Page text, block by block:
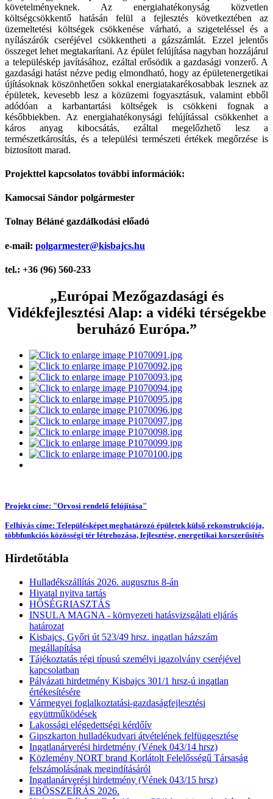
követelményeknek. Az energiahatékonyság közvetlen
költségcsökkentő hatásán felül a fejlesztés következtében az
üzemeltetési költségek csökkenése várható, a szigeteléssel és a
nyílászárók cseréjével csökkentheti a gázszámlát. Ezzel jelentős
összeget lehet megtakarítani. Az épület felújítása nagyban hozzájárul
a településkép javításához, ezáltal erősödik a gazdasági vonzerő. A
gazdasági hatást nézve pedig elmondható, hogy az épületenergetikai
újításoknak köszönhetően sokkal energiatakarékosabbak lesznek az
épületek, kevesebb lesz a közüzemi fogyasztásuk, valamint ebből
adódóan a karbantartási költségek is csökkeni fognak a
későbbiekben. Az energiahatékonysági felújítással csökkenhet a
káros anyag kibocsátás, ezáltal megelőzhető lesz a
természetkárosítás, és a települési természeti értékek megőrzése is
biztosított marad.
Projekttel kapcsolatos további információk:
Kamocsai Sándor polgármester
Tolnay Béláné gazdálkodási előadó
e-mail: polgarmester@kisbajcs.hu
tel.: +36 (96) 560-233
„Európai Mezőgazdasági és
Vidékfejlesztési Alap: a vidéki térségekbe
beruházó Európa.”
Projekt címe: "Orvosi rendelő felújítása"
Felhívás címe: Településképet meghatározó épületek külső rekonstrukciója,
többfunkciós közösségi tér létrehozása, fejlesztése, energetikai korszerűsítés
Hirdetőtábla
Hulladékszállítás 2026. augusztus 8-án
Hivatal nyitva tartás
HŐSÉGRIASZTÁS
INSULA MAGNA - környezeti hatásvizsgálati eljárás
határozat
Kisbajcs, Győri út 523/49 hrsz. ingatlan házszám
megállapítása
Tájékoztatás régi típusú személyi igazolvány cseréjével
kapcsolatban
Pályázati hirdetmény Kisbajcs 301/1 hrsz-ú ingatlan
értékesítésére
Vármegyei foglalkoztatási-gazdaságfejlesztési
együttműködések
Lakossági elégedettségi kérdőív
Gipszkarton hulladékudvari átvételének felfüggesztése
Ingatlanárverési hirdetmény (Vének 043/14 hrsz)
Közlemény NORT brand Korlátolt Felelősségű Társaság
felszámolásának megindításáról
Ingatlanárverési hirdetmény (Vének 043/15 hrsz)
EBÖSSZEÍRÁS 2026.